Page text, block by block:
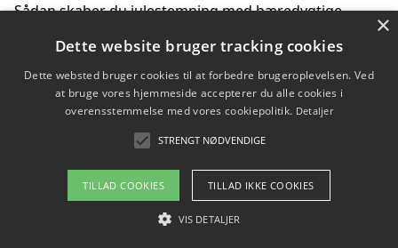
Sådan skaber du julestemning med bæredygtige
Sådan skaber du et bæredygtigt hjem med familien i
Copyright 2026 - Pilanto Aps
Om / kontakt
×
Dette website bruger tracking cookies
Dette websted bruger cookies til at forbedre brugeroplevelsen. Ved
at bruge vores hjemmeside accepterer du alle cookies i
overensstemmelse med vores cookiepolitik. Detaljer
STRENGT NØDVENDIGE
TILLAD COOKIES TILLAD IKKE COOKIES
VIS DETALJER